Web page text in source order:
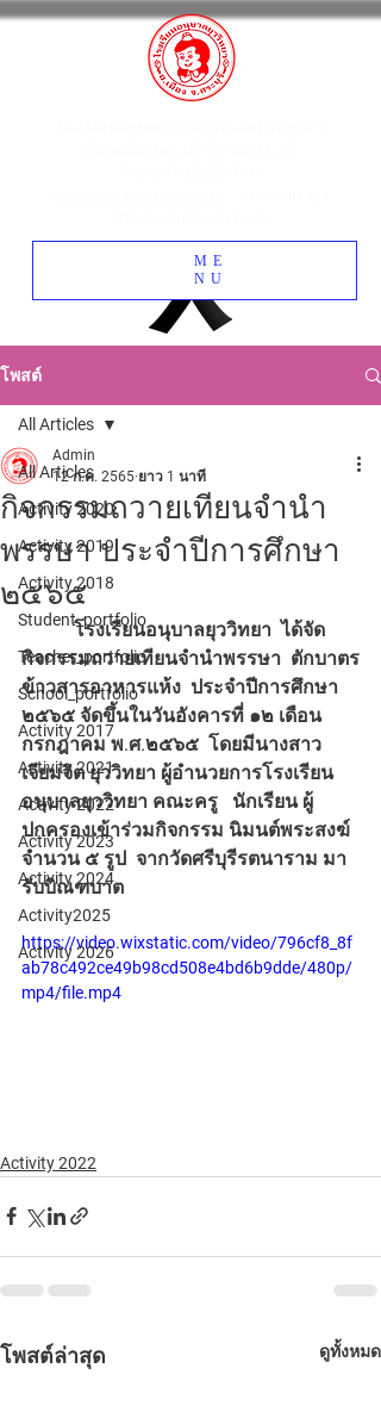
ME
NU
โพสต์
All Articles
Activity 2020
Activity 2019
Activity 2018
Student_portfolio
Teacher_portfolio
School_portfolio
Activity 2017
Activity 2021
Activity 2022
Activity 2023
Activity 2024
Activity2025
Activity 2026
All Articles
กิจกรรมถวายเทียนจำนำ
พรรษา ประจำปีการศึกษา
๒๕๖๕
Admin
12 ก.ค. 2565 ยาว 1 นาที
           โรงเรียนอนุบาลยุววิทยา  ได้จัด
กิจกรรมถวายเทียนจำนำพรรษา  ตักบาตร
ข้าวสารอาหารแห้ง  ประจำปีการศึกษา
๒๕๖๕ จัดขึ้นในวันอังคารที่ ๑๒ เดือน
กรกฎาคม พ.ศ.๒๕๖๕  โดยมีนางสาว
เจียมจิต ยุววิทยา ผู้อำนวยการโรงเรียน
อนุบาลยุววิทยา คณะครู   นักเรียน ผู้
ปกครองเข้าร่วมกิจกรรม นิมนต์พระสงฆ์
จำนวน ๕ รูป  จากวัดศรีบุรีรตนาราม มา
รับบิณฑบาต
https://video.wixstatic.com/video/796cf8_8f
ab78c492ce49b98cd508e4bd6b9dde/480p/
mp4/file.mp4
Activity 2022
โพสต์ล่าสุด ดูทั้งหมด